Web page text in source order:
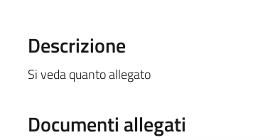
Descrizione
Si veda quanto allegato
Documenti allegati